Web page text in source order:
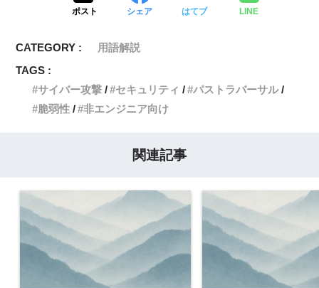
ポスト シェア はてブ LINE
CATEGORY :
用語解説
TAGS :
サイバー攻撃
セキュリティ
パストラバーサル
脆弱性
非エンジニア向け
関連記事